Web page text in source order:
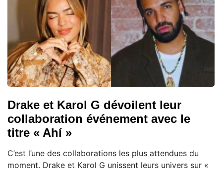
Drake et Karol G dévoilent leur
collaboration événement avec le
titre « Ahí »
C’est l’une des collaborations les plus attendues du
moment. Drake et Karol G unissent leurs univers sur «